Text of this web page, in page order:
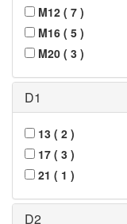
M12 ( 7 )
M16 ( 5 )
M20 ( 3 )
D1
13 ( 2 )
17 ( 3 )
21 ( 1 )
D2